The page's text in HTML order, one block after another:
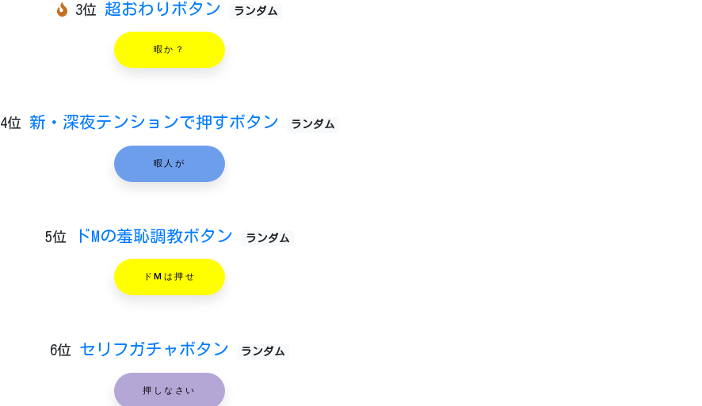
3位 超おわりボタン ランダム
暇か？
4位 新・深夜テンションで押すボタン ランダム
暇人が
5位 ドMの羞恥調教ボタン ランダム
ドMは押せ
6位 セリフガチャボタン ランダム
押しなさい